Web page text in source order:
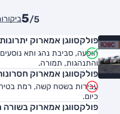
5/5
פולקסווגן אמארוק יתרונות
הופעה, סביבת נהג ותא
והתנהגות, תמורה.
פולקסווגן אמארוק
עבירות בשטח קשה, רמת
כיום.
פולקסווגן אמארוק